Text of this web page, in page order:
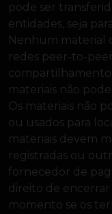
pode ser
entidades, seja
Nenhum material
redes peer-to-
compartilhamento
materiais não
Os materiais não
ou usados para
materiais devem
registradas ou
fornecedor de
direito de
momento se os